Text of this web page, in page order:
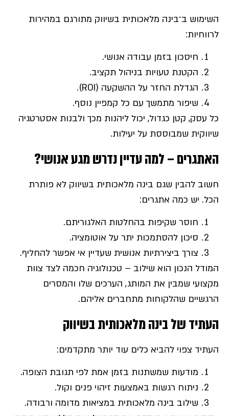
השימוש ב־בינה מלאכותית בשיווק מתורגם במהירות
לרווחיות:
חיסכון בזמן עבודה אנושי.
הקטנת טעויות בניהול תקציב.
הגדלת החזר על ההשקעה (ROI).
שיפור מתמשך עם כל קמפיין נוסף.
כל עסק, קטן כגדול, יכול ליהנות מכך ולבנות אסטרטגיה
שיווקית שמבוססת על יעילות.
האתגרים – למה עדיין נדרש מגע אנושי?
חשוב להבין שגם בינה מלאכותית בשיווק לא פותרת
הכל. יש כמה אתגרים:
חוסר שקיפות בהחלטות האלגוריתם.
סיכון להסתמכות יתר על אוטומציה.
צורך ביצירתיות אנושית שעדיין אי אפשר להחליף.
המודל הנכון הוא שילוב – טכנולוגיה חכמה לצד צוות
מקצועי שמבין את המותג, הערכים שלו והמסרים
הרגשיים שהלקוחות מתחברים אליהם.
העתיד של בינה מלאכותית בשיווק
העתיד צפוי להביא כלים עוד יותר מתקדמים:
מודעות שמשתנות בזמן אמת לפי תגובת הצופה.
ניתוח רגשות באמצעות זיהוי פנים וקול.
שילוב בינה מלאכותית במציאות מדומה ורבודה.